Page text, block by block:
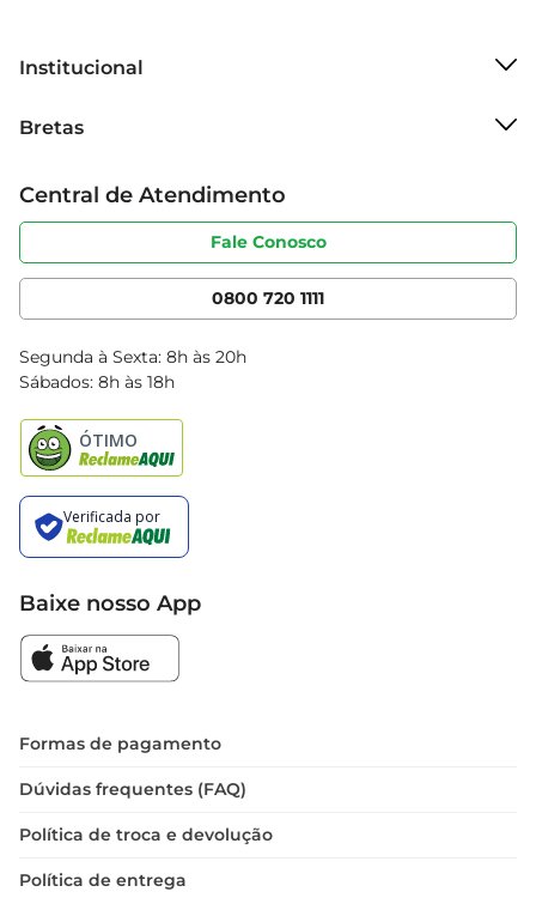
Institucional
Grupo Cencosud
Sobre privacidade
Portal do fornecedor
Cencosud Media
Bretas
Produtos Bretas
Código de ética
Serviços
Clube Bretas
Blog Bretas
Black Friday
Central de Atendimento
Fale Conosco
0800 720 1111
Segunda à Sexta: 8h às 20h
Sábados: 8h às 18h
Baixe nosso App
Formas de pagamento
Dúvidas frequentes (FAQ)
Política de troca e devolução
Política de entrega